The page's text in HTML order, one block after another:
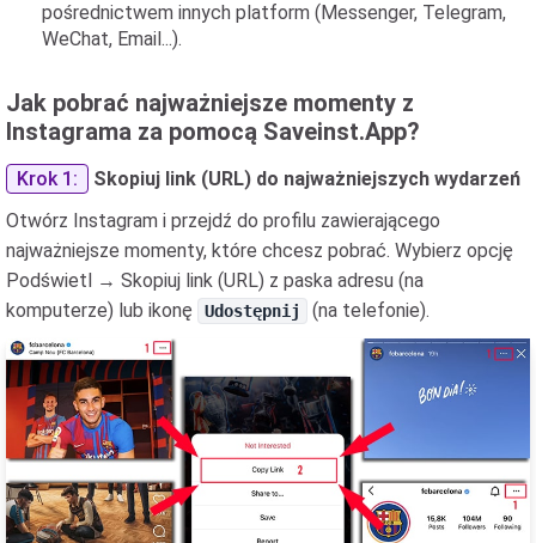
pośrednictwem innych platform (Messenger, Telegram,
WeChat, Email...).
Jak pobrać najważniejsze momenty z
Instagrama za pomocą Saveinst.App?
Krok 1:
Skopiuj link (URL) do najważniejszych wydarzeń
Otwórz Instagram i przejdź do profilu zawierającego
najważniejsze momenty, które chcesz pobrać. Wybierz opcję
Podświetl → Skopiuj link (URL) z paska adresu (na
komputerze) lub ikonę
Udostępnij (na telefonie).